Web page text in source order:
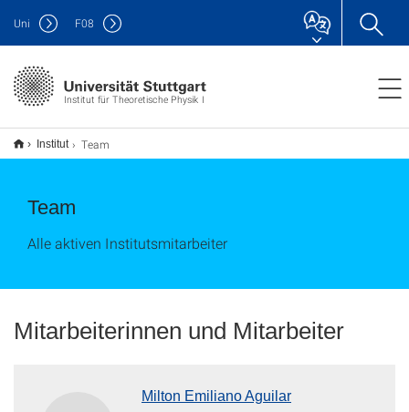
Institut für Theoretische Physik I
Uni F08
Institut Team
Team
Alle aktiven Institutsmitarbeiter
Mitarbeiterinnen und Mitarbeiter
Milton Emiliano Aguilar